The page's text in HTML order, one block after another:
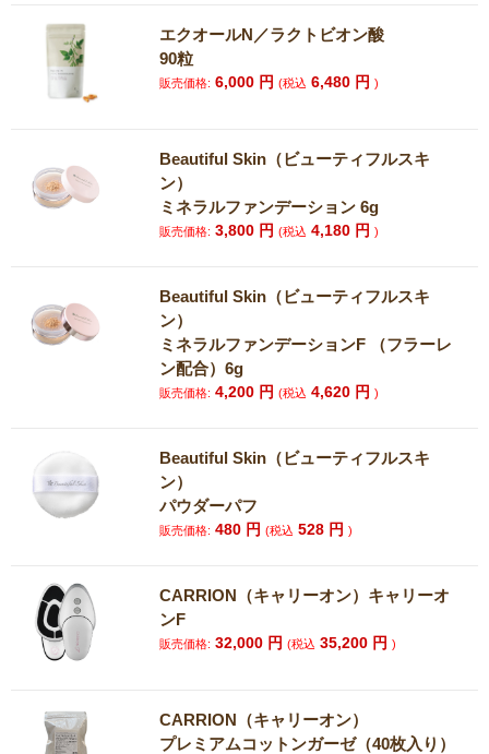
エクオールN／ラクトビオン酸
90粒
販売価格: 6,000 円(税込 6,480 円)
Beautiful Skin（ビューティフルスキ
ン）
ミネラルファンデーション 6g
販売価格: 3,800 円(税込 4,180 円)
Beautiful Skin（ビューティフルスキ
ン）
ミネラルファンデーションF （フラーレ
ン配合）6g
販売価格: 4,200 円(税込 4,620 円)
Beautiful Skin（ビューティフルスキ
ン）
パウダーパフ
販売価格: 480 円(税込 528 円)
CARRION（キャリーオン）キャリーオ
ンF
販売価格: 32,000 円(税込 35,200 円)
CARRION（キャリーオン）
プレミアムコットンガーゼ（40枚入り）